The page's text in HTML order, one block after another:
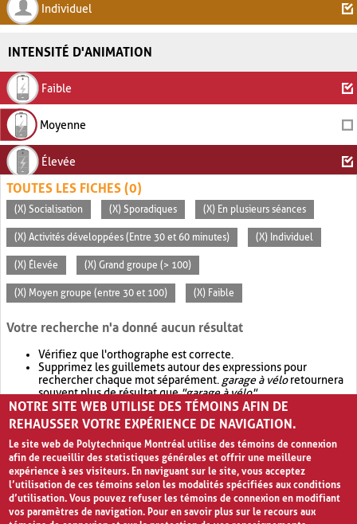
Individuel
INTENSITÉ D'ANIMATION
Faible
Moyenne
Élevée
TOUTES LES FICHES (0)
(X) Socialisation (X) Sporadiques (X) En plusieurs séances
(X) Activités développées (Entre 30 et 60 minutes) (X) Individuel
(X) Élevée (X) Grand groupe (> 100)
(X) Moyen groupe (entre 30 et 100) (X) Faible
Votre recherche n'a donné aucun résultat
Vérifiez que l'orthographe est correcte.
Supprimez les guillemets autour des expressions pour
rechercher chaque mot séparément. garage à véloretournera
souvent plus de résultat que"garage à vélo".
Envisagez d'élargir votre recherche avec OR.garage OR vélo
retournera souvent plus de résultat quegarage à vélo
NOTRE SITE WEB UTILISE DES TÉMOINS AFIN DE
REHAUSSER VOTRE EXPÉRIENCE DE NAVIGATION.
Le site web de Polytechnique Montréal utilise des témoins de connexion
afin de recueillir des statistiques générales et offrir une meilleure
expérience à ses visiteurs. En naviguant sur le site, vous acceptez
l’utilisation de ces témoins selon les modalités spécifiées aux conditions
d’utilisation. Vous pouvez refuser les témoins de connexion en modifiant
vos paramètres de navigation. Pour en savoir plus sur le recours aux